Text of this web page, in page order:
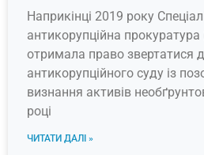
Наприкінці 2019 року
антикорупційна
отримала право звертатися
антикорупційного суду із
визнання активів
році
ЧИТАТИ ДАЛІ »